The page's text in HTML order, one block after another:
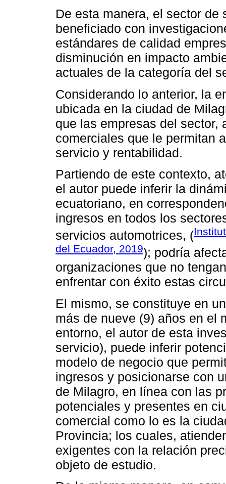
De esta manera, el sector
beneficiado con
estándares de calidad
disminución en impacto
actuales de la categoría del
Considerando lo anterior, la
ubicada en la ciudad de
que las empresas del sector,
comerciales que le permitan
servicio y rentabilidad.
Partiendo de este contexto,
el autor puede inferir la
ecuatoriano, en
ingresos en todos los
servicios automotrices, (
del Ecuador, 2019); podría
organizaciones que no
enfrentar con éxito estas
El mismo, se constituye en
más de nueve (9) años en el
entorno, el autor de esta
servicio), puede inferir
modelo de negocio que
ingresos y posicionarse con
de Milagro, en línea con las
potenciales y presentes en
comercial como lo es la
Provincia; los cuales,
exigentes con la relación
objeto de estudio.